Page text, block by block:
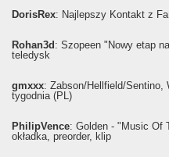
DorisRex: Najlepszy Kontakt z
Rohan3d : Szopeen "Nowy etap
teledysk
gmxxx: Żabson/Hellfield/Sentino,
tygodnia (PL)
PhilipVence: Golden - "Music Of
okładka, preorder, klip